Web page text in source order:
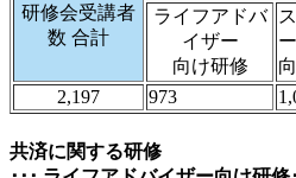
研修会受講者
数 合計
ライフアドバ
イザー
向け研修
2,197 973
共済に関する研修